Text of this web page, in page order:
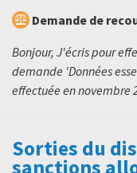
Demande de
Bonjour, J'écris pour
demande 'Données
effectuée en novembre
Sorties du
sanctions